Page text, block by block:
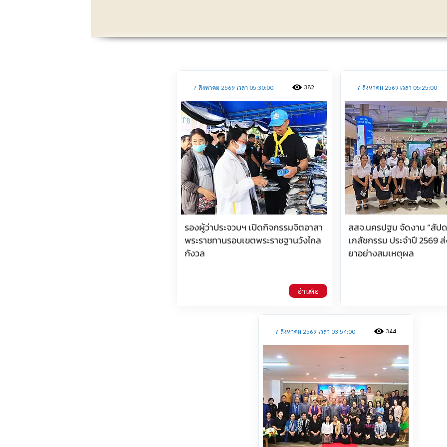
ประชาสัมพันธ์
7 สิงหาคม 2569 เวลา 05:30:00
รองผู้ว่าประจวบฯ เปิดกิจกรรมจิตอาสา
พระราชทานรอบเขตพระราชฐานวังไกล
กังวล
382
อ่านต่อ
7 สิงหาคม 2569 เวลา 05:25:00
สสจ.นครปฐม จัดงาน “สัป
เภสัชกรรม ประจำปี 2569
ยาอย่างสมเหตุผล
7 สิงหาคม 2569 เวลา 03:54:00 344